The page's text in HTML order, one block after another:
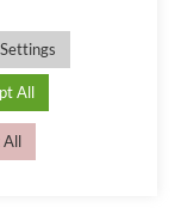
All
All